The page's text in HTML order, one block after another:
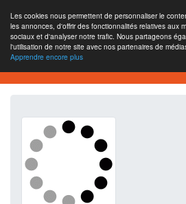
Les cookies nous permettent de personnaliser le
les annonces, d'offrir des fonctionnalités relatives aux
sociaux et d'analyser notre trafic. Nous partageons
l'utilisation de notre site avec nos partenaires de
Apprendre encore plus
Free SEO Testing Tool